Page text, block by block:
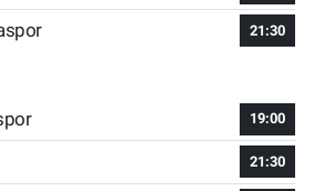
21:30
19:00
21:30